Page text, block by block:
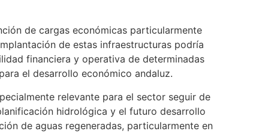
de cargas económicas particularmente
de estas infraestructuras podría
financiera y operativa de determinadas
el desarrollo económico andaluz.
relevante para el sector seguir de
hidrológica y el futuro desarrollo
de aguas regeneradas, particularmente en